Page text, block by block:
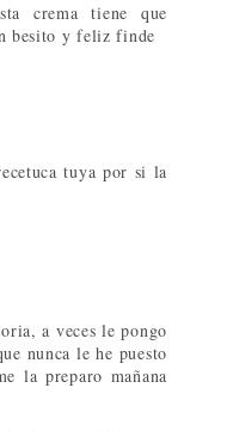
crema tiene que
besito y feliz finde
tuya por si la
a veces le pongo
nunca le he puesto
la preparo mañana